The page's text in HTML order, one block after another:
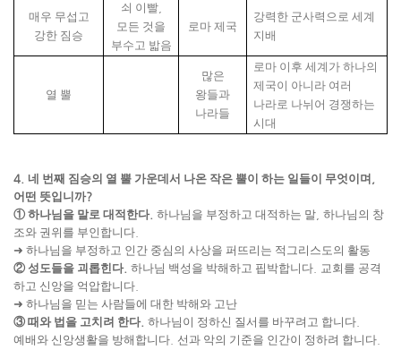
매우 무섭고
강한 짐승
쇠 이빨,
모든 것을
부수고 밟음
로마 제국
강력한 군사력으로 세계
지배
열 뿔
많은
왕들과
나라들
로마 이후 세계가 하나의
제국이 아니라 여러
나라로 나뉘어 경쟁하는
시대
4. 네 번째 짐승의 열 뿔 가운데서 나온 작은 뿔이 하는 일들이 무엇이며 ,
어떤 뜻입니까?
① 하나님을 말로 대적한다. 하나님을 부정하고 대적하는 말 하나님의 창
조와 권위를 부인합니다
➜ 하나님을 부정하고 인간 중심의 사상을 퍼뜨리는 적그리스도의 활동
② 성도들을 괴롭힌다. 하나님 백성을 박해하고 핍박합니다 교회를 공격
하고 신앙을 억압합니다
➜ 하나님을 믿는 사람들에 대한 박해와 고난
③ 때와 법을 고치려 한다. 하나님이 정하신 질서를 바꾸려고 합니다
예배와 신앙생활을 방해합니다 선과 악의 기준을 인간이 정하려 합니다